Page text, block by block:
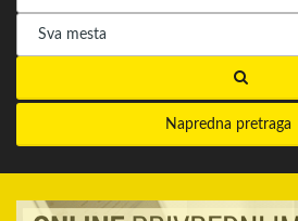
Napredna pretraga